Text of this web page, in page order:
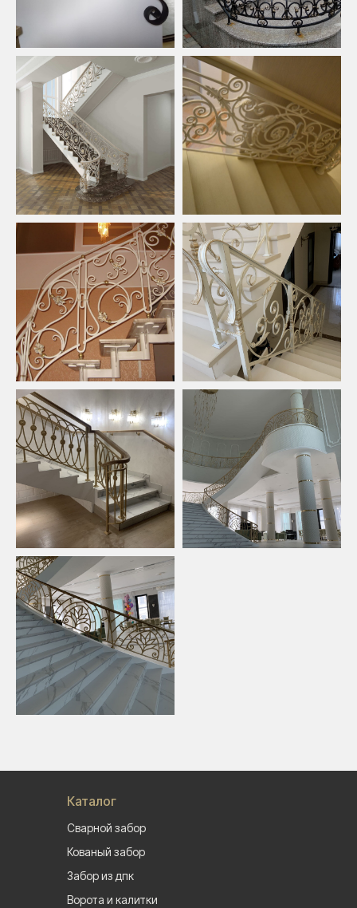
Каталог
Сварной забор
Кованый забор
Забор из дпк
Ворота и калитки